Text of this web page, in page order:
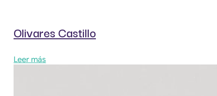
Olivares Castillo
Leer más